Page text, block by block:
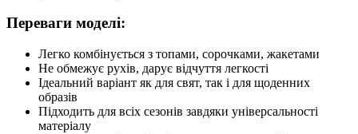
Переваги моделі:
Легко комбінується з топами, сорочками, жакетами
Не обмежує рухів, дарує відчуття легкості
Ідеальний варіант як для свят, так і для щоденних
образів
Підходить для всіх сезонів завдяки універсальності
матеріалу